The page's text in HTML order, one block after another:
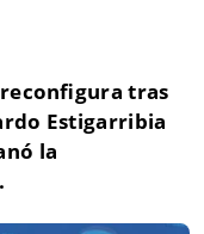
reconfigura tras
Estigarribia
la